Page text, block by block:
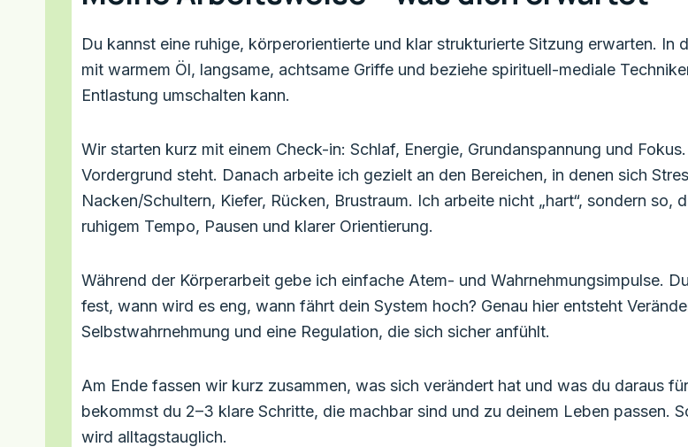
Du kannst eine ruhige, körperorientierte und klar strukturierte Sitzung erwarten.
mit warmem Öl, langsame, achtsame Griffe und beziehe spirituell-mediale
Entlastung umschalten kann.
Wir starten kurz mit einem Check-in: Schlaf, Energie, Grundanspannung und
Vordergrund steht. Danach arbeite ich gezielt an den Bereichen, in denen sich
Nacken/Schultern, Kiefer, Rücken, Brustraum. Ich arbeite nicht „hart“, sondern
ruhigem Tempo, Pausen und klarer Orientierung.
Während der Körperarbeit gebe ich einfache Atem- und Wahrnehmungsimpulse.
fest, wann wird es eng, wann fährt dein System hoch? Genau hier entsteht
Selbstwahrnehmung und eine Regulation, die sich sicher anfühlt.
Am Ende fassen wir kurz zusammen, was sich verändert hat und was du daraus
bekommst du 2–3 klare Schritte, die machbar sind und zu deinem Leben passen.
wird alltagstauglich.